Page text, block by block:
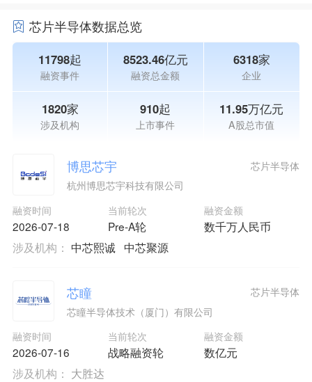
芯片半导体数据总览
11798起
融资事件
8523.46亿元
融资总金额
6318家
企业
1820家
涉及机构
910起
上市事件
11.95万亿元
A股总市值
博思芯宇
杭州博思芯宇科技有限公司
融资时间
2026-07-18
当前轮次
Pre-A轮
融资金额
数千万人民币
芯片半导体
涉及机构： 中芯熙诚 中芯聚源
芯瞳
芯瞳半导体技术（厦门）有限公司
融资时间
2026-07-16
当前轮次
战略融资轮
融资金额
数亿元
芯片半导体
涉及机构： 大胜达